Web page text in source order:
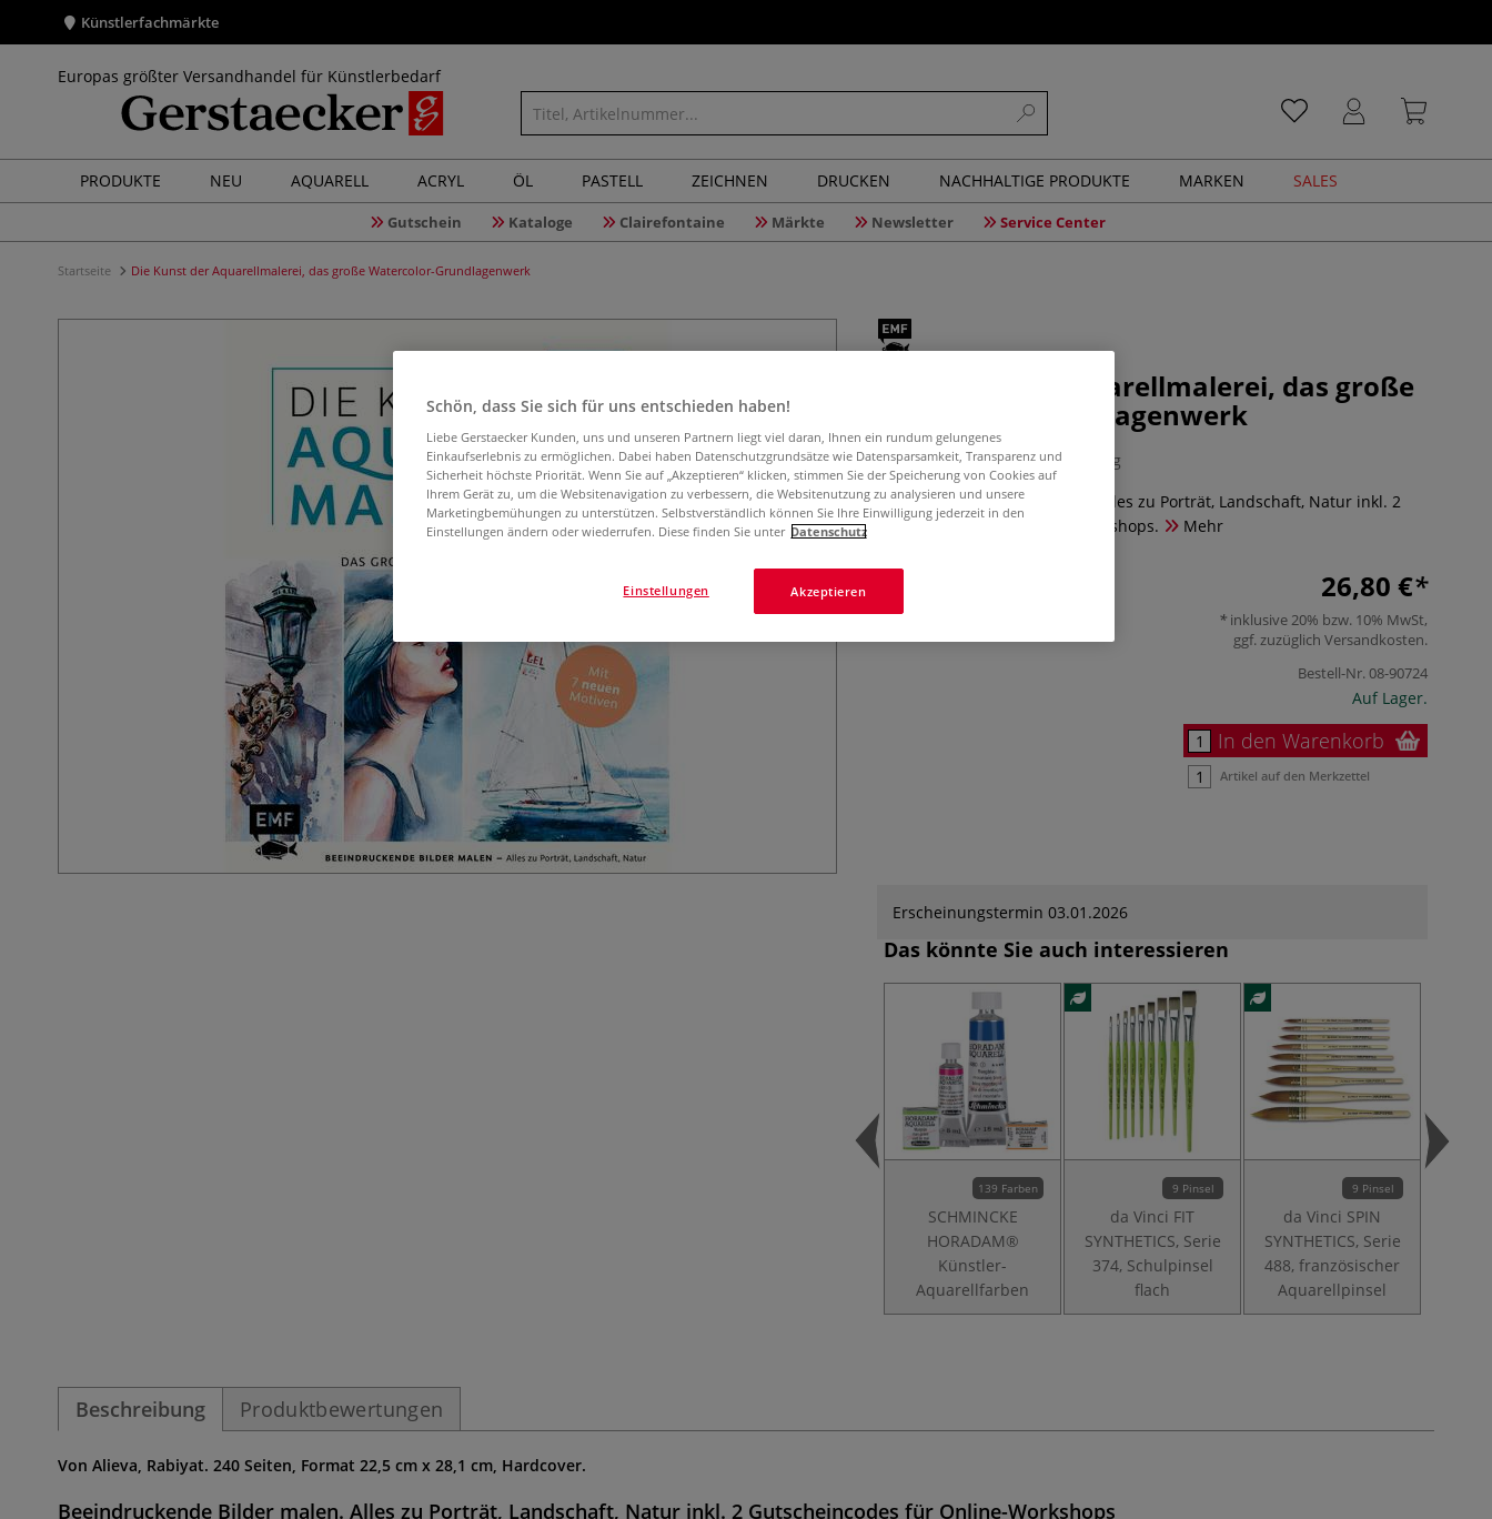
Künstlerfachmärkte
Europas größter Versandhandel für Künstlerbedarf
PRODUKTE NEU AQUARELL ACRYL ÖL PASTELL ZEICHNEN DRUCKEN NACHHALTIGE PRODUKTE MARKEN SALES
Gutschein Kataloge Clairefontaine Märkte Newsletter Service Center
Startseite Die Kunst der Aquarellmalerei, das große Watercolor-Grundlagenwerk
Die Kunst der Aquarellmalerei, das große
Watercolor-Grundlagenwerk
1 Bewertung
Beeindruckende Bilder malen. Alles zu Porträt, Landschaft, Natur inkl. 2
Gutscheincodes für Online-Workshops.
Mehr
26,80 €
inklusive 20% bzw. 10% MwSt,
ggf. zuzüglich Versandkosten.
Bestell-Nr.08-90724
Auf Lager.
In den Warenkorb
Artikel auf den Merkzettel
Erscheinungstermin 03.01.2026
Das könnte Sie auch interessieren
139 Farben
SCHMINCKE
HORADAM®
Künstler-
Aquarellfarben
9 Pinsel
da Vinci FIT
SYNTHETICS, Serie
374, Schulpinsel
flach
9 Pinsel
da Vinci SPIN
SYNTHETICS, Serie
488, französischer
Aquarellpinsel
Beschreibung Produktbewertungen
Von Alieva, Rabiyat. 240 Seiten, Format 22,5 cm x 28,1 cm, Hardcover.
Beeindruckende Bilder malen. Alles zu Porträt, Landschaft, Natur inkl. 2 Gutscheincodes für Online-Workshops
Schön, dass Sie sich für uns entschieden haben!
Liebe Gerstaecker Kunden, uns und unseren Partnern liegt viel daran, Ihnen ein rundum gelungenes
Einkaufserlebnis zu ermöglichen. Dabei haben Datenschutzgrundsätze wie Datensparsamkeit, Transparenz und
Sicherheit höchste Priorität. Wenn Sie auf „Akzeptieren“ klicken, stimmen Sie der Speicherung von Cookies auf
Ihrem Gerät zu, um die Websitenavigation zu verbessern, die Websitenutzung zu analysieren und unsere
Marketingbemühungen zu unterstützen. Selbstverständlich können Sie Ihre Einwilligung jederzeit in den
Einstellungen ändern oder wiederrufen. Diese finden Sie unter Datenschutz
Akzeptieren
Einstellungen